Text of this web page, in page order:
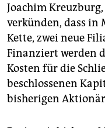
Joachim
verkünden, dass in
Kette, zwei neue
Finanziert werden
Kosten für die
beschlossenen
bisherigen